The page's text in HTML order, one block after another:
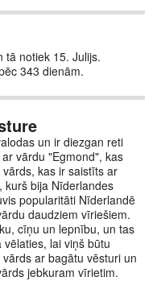
tā notiek 15. Julijs.
343 dienām.
un ir diezgan reti
vārdu "Egmond", kas
kas ir saistīts ar
kurš bija Nīderlandes
popularitāti Nīderlandē
daudziem vīriešiem.
cīņu un lepnību, un tas
lai viņš būtu
ar bagātu vēsturi un
jebkuram vīrietim.